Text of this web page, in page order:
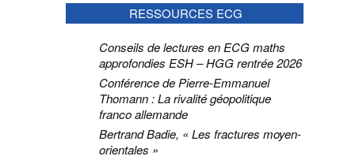
RESSOURCES ECG
Conseils de lectures en ECG maths
approfondies ESH – HGG rentrée 2026
Conférence de Pierre-Emmanuel
Thomann : La rivalité géopolitique
franco allemande
Bertrand Badie, « Les fractures moyen-
orientales »